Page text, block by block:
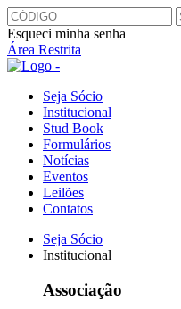
Esqueci minha senha
Área Restrita
Seja Sócio
Institucional
Stud Book
Formulários
Notícias
Eventos
Leilões
Contatos
Seja Sócio
Institucional
Associação